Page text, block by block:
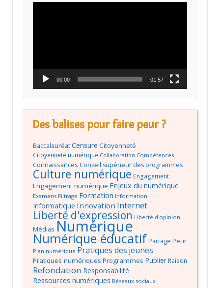
00:00 01:57
Des balises pour faire peur ?
BaccalauréatCensure Citoyenneté
Citoyenneté numérique Collaboration Compétences
Connaissances Conseil supérieur des programmes
Culture numérique Engagement
Engagement numérique Enjeux du numérique
Examens Filtrage Formation Information
Informatique Innovation Internet
Liberté d'expression Liberté d'opinion
Médias Numérique
Numérique éducatifPartage Peur
Plan numérique Pratiques des jeunes
Pratiques numériques Programmes Publier Raison
Refondation Responsabilité
Ressources numériques Réseaux sociaux